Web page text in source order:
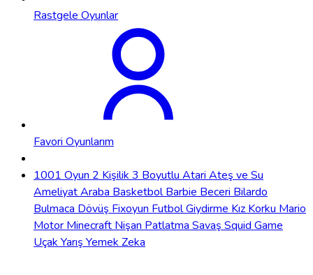
Rastgele Oyunlar
Favori Oyunlarım
1001 Oyun 2 Kişilik 3 Boyutlu Atari Ateş ve Su
AmeliyatAraba BasketbolBarbie Beceri Bilardo
Bulmaca Dövüş Fixoyun FutbolGiydirme Kız Korku Mario
Motor Minecraft Nişan Patlatma Savaş Squid Game
Uçak Yarış Yemek Zeka